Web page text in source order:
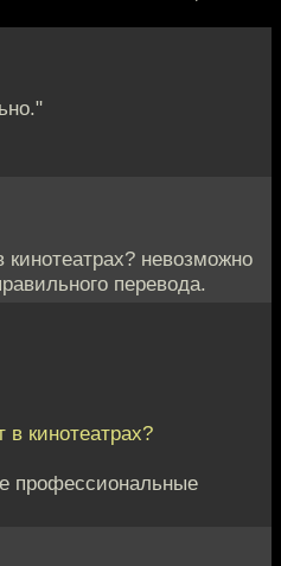
невозможно
перевода.
в кинотеатрах?
профессиональные